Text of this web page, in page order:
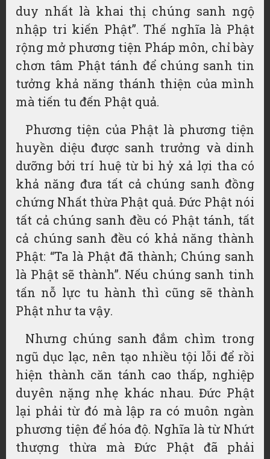
duy nhất là khai thị chúng sanh ngộ
nhập tri kiến Phật”. Thế nghĩa là Phật
rộng mở phương tiện Pháp môn, chỉ bày
chơn tâm Phật tánh để chúng sanh tin
tưởng khả năng thánh thiện của mình
mà tiến tu đến Phật quả.
Phương tiện của Phật là phương tiện
huyền diệu được sanh trưởng và dinh
dưỡng bởi trí huệ từ bi hỷ xả lợi tha có
khả năng đưa tất cả chúng sanh đồng
chứng Nhất thừa Phật quả. Đức Phật nói
tất cả chúng sanh đều có Phật tánh, tất
cả chúng sanh đều có khả năng thành
Phật: “Ta là Phật đã thành; Chúng sanh
là Phật sẽ thành”. Nếu chúng sanh tinh
tấn nỗ lực tu hành thì cũng sẽ thành
Phật như ta vậy.
Nhưng chúng sanh đắm chìm trong
ngũ dục lạc, nên tạo nhiều tội lỗi để rồi
hiện thành căn tánh cao thấp, nghiệp
duyên nặng nhẹ khác nhau. Đức Phật
lại phải từ đó mà lập ra có muôn ngàn
phương tiện để hóa độ. Nghĩa là từ Nhứt
thượng thừa mà Đức Phật đã phải